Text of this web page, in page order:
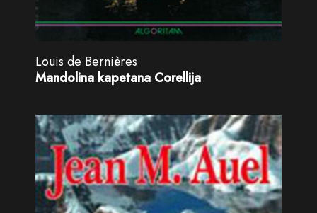
Louis de Bernières
Mandolina kapetana Corellija